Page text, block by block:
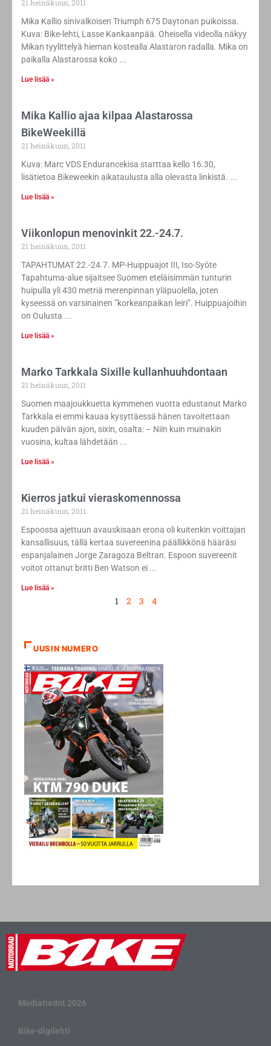
21 heinäkuun, 2011
Mika Kallio sinivalkoisen Triumph 675 Daytonan puikoissa.
Kuva: Bike-lehti, Lasse Kankaanpää. Oheisella videolla näkyy
Mikan tyylittelyä hieman kostealla Alastaron radalla. Mika on
paikalla Alastarossa koko
Lue lisää »
Mika Kallio ajaa kilpaa Alastarossa
BikeWeekillä
21 heinäkuun, 2011
Kuva: Marc VDS Endurancekisa starttaa kello 16.30,
lisätietoa Bikeweekin aikataulusta alla olevasta linkistä.
Lue lisää »
Viikonlopun menovinkit 22.-24.7.
21 heinäkuun, 2011
TAPAHTUMAT 22.-24.7. MP-Huippuajot III, Iso-Syöte
Tapahtuma-alue sijaitsee Suomen eteläisimmän tunturin
huipulla yli 430 metriä merenpinnan yläpuolella, joten
kyseessä on varsinainen ”korkeanpaikan leiri”. Huippuajoihin
on Oulusta
Lue lisää »
Marko Tarkkala Sixille kullanhuuhdontaan
21 heinäkuun, 2011
Suomen maajoukkuetta kymmenen vuotta edustanut Marko
Tarkkala ei emmi kauaa kysyttäessä hänen tavoitettaan
kuuden päivän ajon, sixin, osalta: – Niin kuin muinakin
vuosina, kultaa lähdetään
Lue lisää »
Kierros jatkui vieraskomennossa
21 heinäkuun, 2011
Espoossa ajettuun avauskisaan erona oli kuitenkin voittajan
kansallisuus, tällä kertaa suvereenina päällikkönä hääräsi
espanjalainen Jorge Zaragoza Beltran. Espoon suvereenit
voitot ottanut britti Ben Watson ei
Lue lisää »
1 2 3 4
UUSIN NUMERO
Mediatiedot 2026
Bike-digilehti